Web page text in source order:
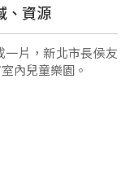
、資源
片，新北市長侯友
內兒童樂園。